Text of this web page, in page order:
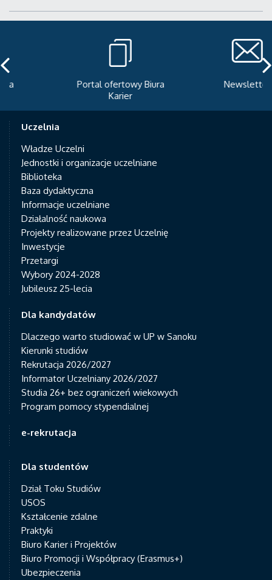
Portal ofertowy Biura
Uczelnia
Władze Uczelni
Jednostki i organizacje uczelniane
Biblioteka
Baza dydaktyczna
Informacje uczelniane
Działalność naukowa
Projekty realizowane przez Uczelnię
Inwestycje
Przetargi
Wybory 2024-2028
Jubileusz 25-lecia
Dla kandydatów
Dlaczego warto studiować w UP w Sanoku
Kierunki studiów
Rekrutacja 2026/2027
Informator Uczelniany 2026/2027
Studia 26+ bez ograniczeń wiekowych
Program pomocy stypendialnej
e-rekrutacja
Dla studentów
Dział Toku Studiów
USOS
Kształcenie zdalne
Praktyki
Biuro Karier i Projektów
Biuro Promocji i Współpracy (Erasmus+)
Ubezpieczenia